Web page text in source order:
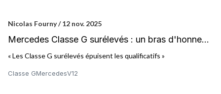
Nicolas Fourny / 12 nov. 2025
Mercedes Classe G surélevés : un bras d'honneur
pour les bien-pensants
« Les Classe G surélevés épuisent les qualificatifs »
Classe GMercedesV12